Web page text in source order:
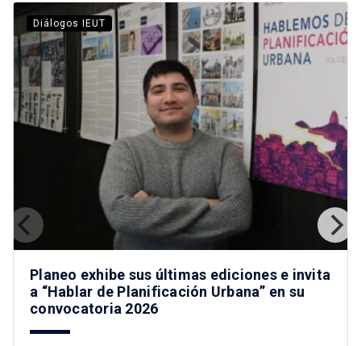
Diálogos IEUT
Planeo exhibe sus últimas ediciones e invita
a “Hablar de Planificación Urbana” en su
convocatoria 2026